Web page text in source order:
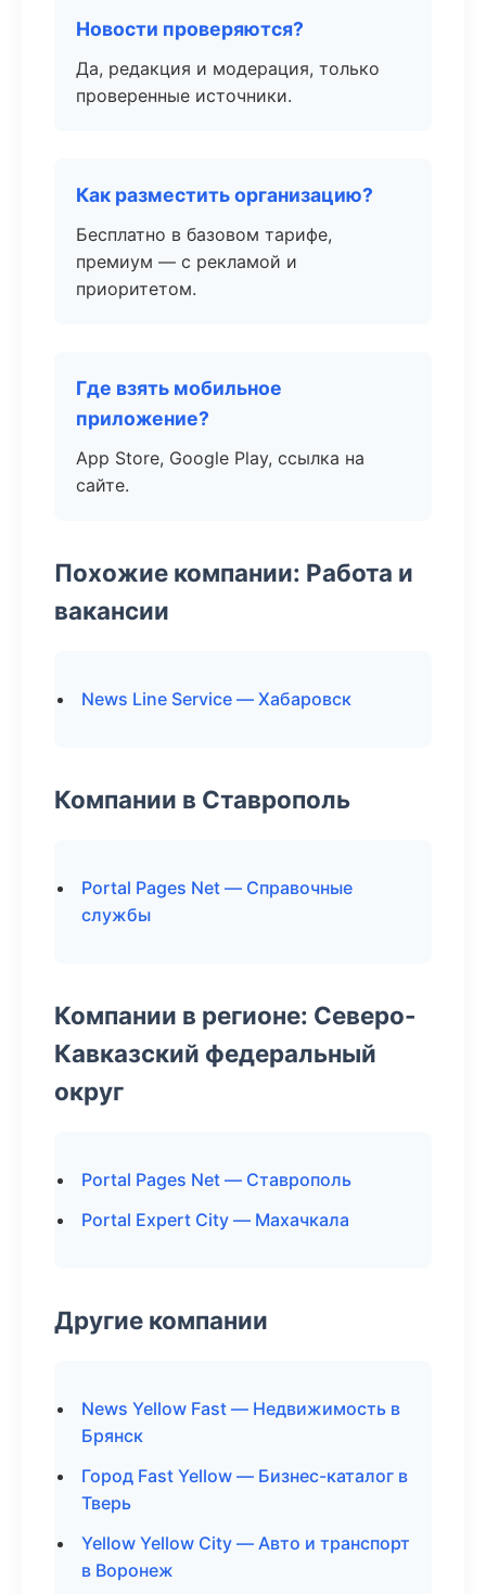
Новости проверяются?
Да, редакция и модерация, только
проверенные источники.
Как разместить организацию?
Бесплатно в базовом тарифе,
премиум — с рекламой и
приоритетом.
Где взять мобильное
приложение?
App Store, Google Play, ссылка на
сайте.
Похожие компании: Работа и
вакансии
News Line Service — Хабаровск
Компании в Ставрополь
Portal Pages Net — Справочные
службы
Компании в регионе: Северо-
Кавказский федеральный
округ
Portal Pages Net — Ставрополь
Portal Expert City — Махачкала
Другие компании
News Yellow Fast — Недвижимость в
Брянск
Город Fast Yellow — Бизнес-каталог в
Тверь
Yellow Yellow City — Авто и транспорт
в Воронеж